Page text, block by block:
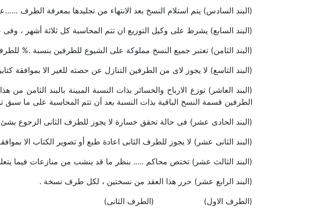
(البند السادس) يتم استلام النسخ بعد الانتهاء من تجليدها بمعرفة الطرف
(البند السابع) يشرط على وكيل التوزيع ان تتم المحاسبة كل ثلاثة أشهر ،
(البند الثامن) تعتبر جميع النسخ مملوكة على الشيوع للطرفين بنسبة .%
(البند التاسع) لا يجوز لاى من الطرفين التنازل عن حصته للغير الا بموافقة
(البند العاشر) توزع الارباح والخسائر بذات النسبة المبينة بالبند الثامن
الطرفين قسمة النسخ الباقية بذات النسبة بعد أن تتم المحاسبة على ما سبق
(البند الحادى عشر) فى حالة تحقق خسارة لا يجوز للطرف الثانى الرجوع بشئ
(البند الثانى عشر) لا يجوز للطرف الثانى اعادة طبع أو تصوير الكتاب الا
(البند الثالث عشر) تختص محاكم ….. بنظر ما قد ينشب من منازعات فيما
(البند الرابع عشر) حرر هذا العقد من نسختين ، لكل طرف نسخة .
(الطرف الاول) (الطرف الثانى)